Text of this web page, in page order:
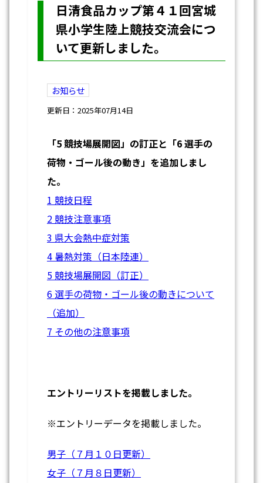
日清食品カップ第４１回宮城
県小学生陸上競技交流会につ
いて更新しました。
お知らせ
更新日：2025年07月14日
「5 競技場展開図」の訂正と「6 選手の
荷物・ゴール後の動き」を追加しまし
た。
1 競技日程
2 競技注意事項
3 県大会熱中症対策
4 暑熱対策（日本陸連）
5 競技場展開図（訂正）
6 選手の荷物・ゴール後の動きについて
（追加）
7 その他の注意事項
エントリーリストを掲載しました。
※エントリーデータを掲載しました。
男子（７月１０日更新）
女子（７月８日更新）